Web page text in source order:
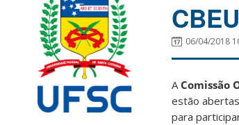
06/04/2018
A Comissão
estão
para